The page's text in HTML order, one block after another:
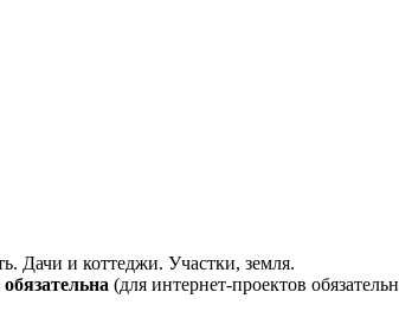
Дачи и коттеджи. Участки, земля.
(для интернет-проектов